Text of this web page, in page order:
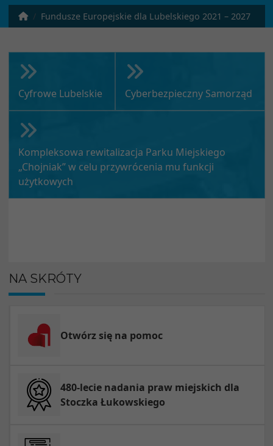
Fundusze Europejskie dla Lubelskiego 2021 – 2027
Cyfrowe Lubelskie Cyberbezpieczny Samorząd
Kompleksowa rewitalizacja Parku Miejskiego
„Chojniak” w celu przywrócenia mu funkcji
użytkowych
NA SKRÓTY
Otwórz się na pomoc
480-lecie nadania praw miejskich dla
Stoczka Łukowskiego